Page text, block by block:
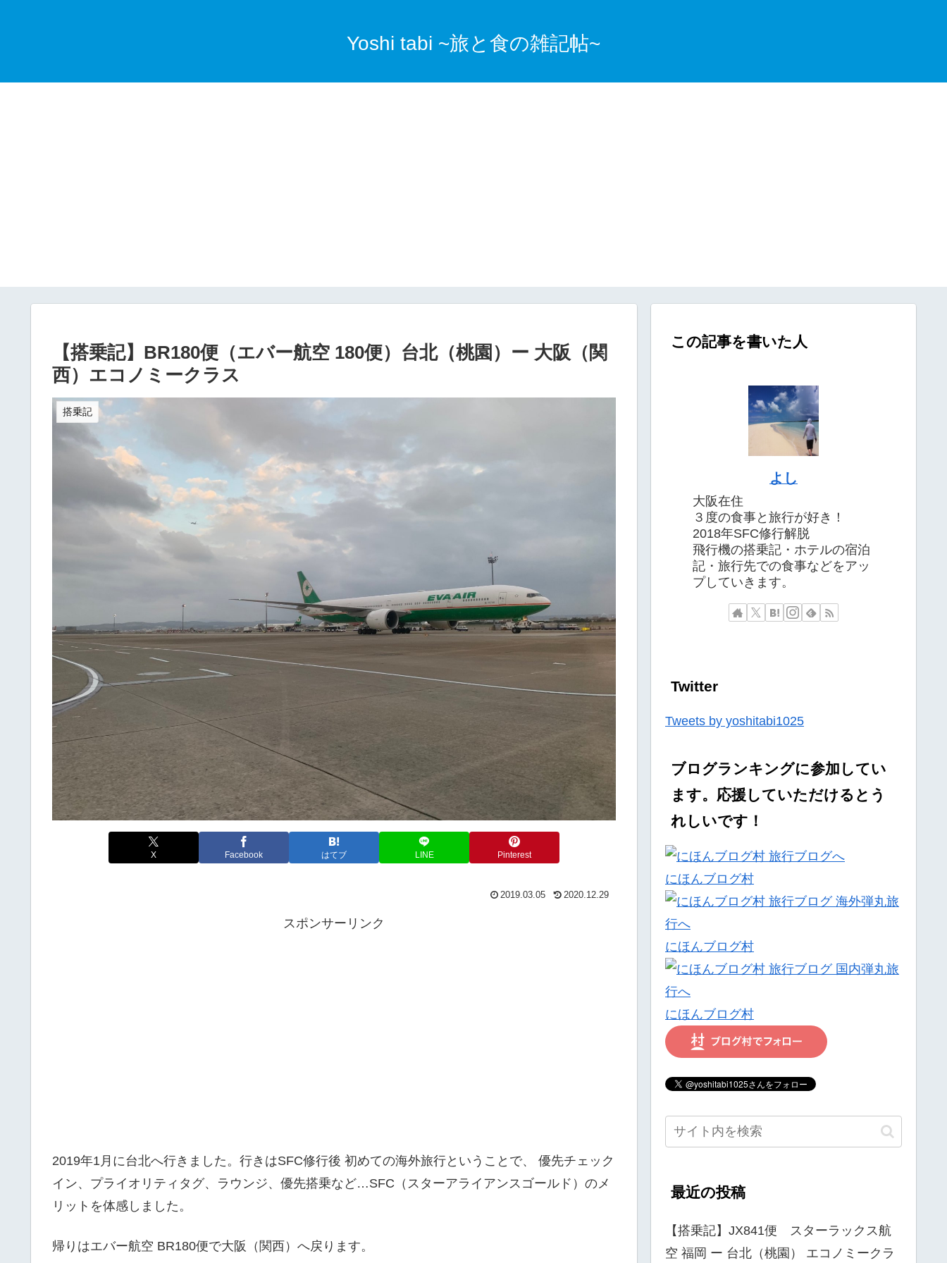
Yoshi tabi ~旅と食の雑記帖~
【搭乗記】BR180便（エバー航空 180便）台北（桃園）ー 大阪（関
西）エコノミークラス
搭乗記
X Facebook はてブ LINE Pinterest
2019.03.05 2020.12.29
スポンサーリンク
2019年1月に台北へ行きました。行きはSFC修行後 初めての海外旅行ということで、 優先チェック
イン、プライオリティタグ、ラウンジ、優先搭乗など…SFC（スターアライアンスゴールド）のメ
リットを体感しました。
帰りはエバー航空 BR180便で大阪（関西）へ戻ります。
この記事を書いた人
よし
大阪在住
３度の食事と旅行が好き！
2018年SFC修行解脱
飛行機の搭乗記・ホテルの宿泊
記・旅行先での食事などをアッ
プしていきます。
Twitter
Tweets by yoshitabi1025
ブログランキングに参加してい
ます。応援していただけるとう
れしいです！
にほんブログ村
にほんブログ村
にほんブログ村
最近の投稿
【搭乗記】JX841便 スターラックス航
空 福岡 ー 台北（桃園） エコノミークラ